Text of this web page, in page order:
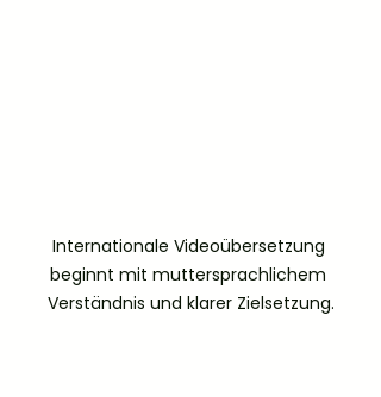
Internationale Videoübersetzung
beginnt mit muttersprachlichem
Verständnis und klarer Zielsetzung.